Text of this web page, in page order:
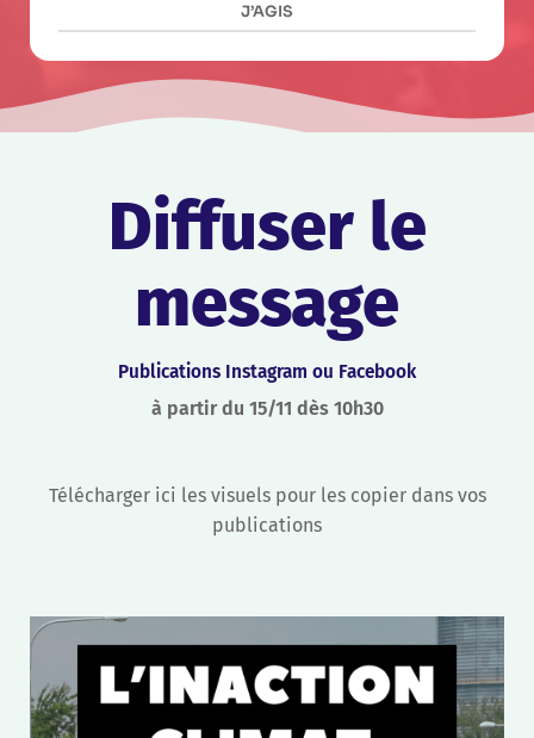
J’AGIS
Diffuser le
message
Publications Instagram ou Facebook
à partir du 15/11 dès 10h30
Télécharger ici les visuels pour les copier dans vos
publications